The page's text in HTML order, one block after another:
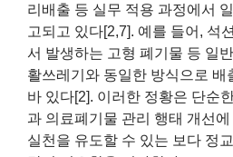
리배출 등 실무 적용 과정에서
고되고 있다[2,7]. 예를 들어, 석
서 발생하는 고형 폐기물 등 일
활쓰레기와 동일한 방식으로 배
바 있다[2]. 이러한 정황은 단순
과 의료폐기물 관리 행태 개선
실천을 유도할 수 있는 보다 정